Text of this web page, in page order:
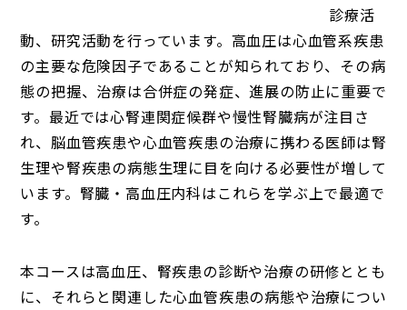
診療活
動、研究活動を行っています。高血圧は心血管系疾患
の主要な危険因子であることが知られており、その病
態の把握、治療は合併症の発症、進展の防止に重要で
す。最近では心腎連関症候群や慢性腎臓病が注目さ
れ、脳血管疾患や心血管疾患の治療に携わる医師は腎
生理や腎疾患の病態生理に目を向ける必要性が増して
います。腎臓・高血圧内科はこれらを学ぶ上で最適で
す。
本コースは高血圧、腎疾患の診断や治療の研修ととも
に、それらと関連した心血管疾患の病態や治療につい